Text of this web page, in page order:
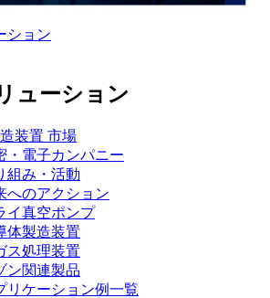
ション
ューション
装置 市場
・電子カンパニー
組み・活動
へのアクション
イ真空ポンプ
体製造装置
ス処理装置
ン関連製品
リケーション例一覧